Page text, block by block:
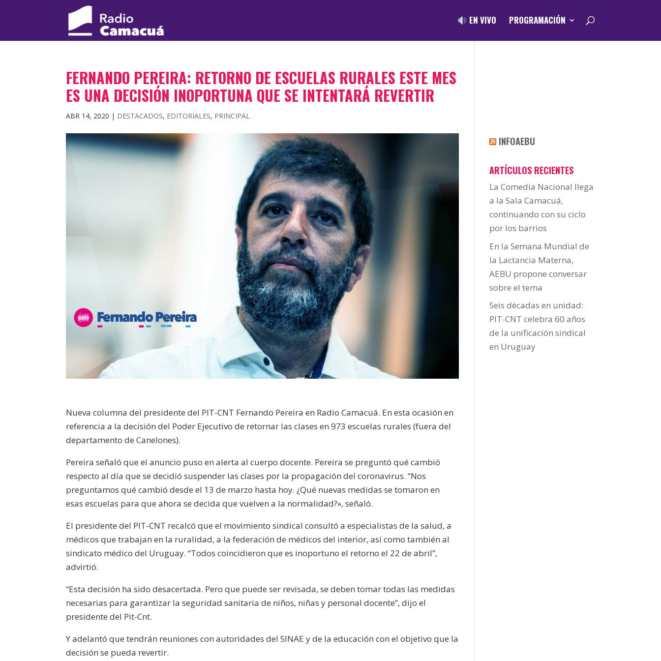
EN VIVO PROGRAMACIÓN
FERNANDO PEREIRA: RETORNO DE ESCUELAS RURALES ESTE MES
ES UNA DECISIÓN INOPORTUNA QUE SE INTENTARÁ REVERTIR
ABR 14, 2020 | DESTACADOS, EDITORIALES, PRINCIPAL
Nueva columna del presidente del PIT-CNT Fernando Pereira en Radio Camacuá. En esta ocasión en
referencia a la decisión del Poder Ejecutivo de retornar las clases en 973 escuelas rurales (fuera del
departamento de Canelones).
Pereira señaló que el anuncio puso en alerta al cuerpo docente. Pereira se preguntó qué cambió
respecto al día que se decidió suspender las clases por la propagación del coronavirus. “Nos
preguntamos qué cambió desde el 13 de marzo hasta hoy. ¿Qué nuevas medidas se tomaron en
esas escuelas para que ahora se decida que vuelven a la normalidad?», señaló.
El presidente del PIT-CNT recalcó que el movimiento sindical consultó a especialistas de la salud, a
médicos que trabajan en la ruralidad, a la federación de médicos del interior, así como también al
sindicato médico del Uruguay. “Todos coincidieron que es inoportuno el retorno el 22 de abril”,
advirtió.
“Esta decisión ha sido desacertada. Pero que puede ser revisada, se deben tomar todas las medidas
necesarias para garantizar la seguridad sanitaria de niños, niñas y personal docente”, dijo el
presidente del Pit-Cnt.
Y adelantó que tendrán reuniones con autoridades del SINAE y de la educación con el objetivo que la
decisión se pueda revertir.
INFOAEBU
ARTÍCULOS RECIENTES
La Comedia Nacional llega
a la Sala Camacuá,
continuando con su ciclo
por los barrios
En la Semana Mundial de
la Lactancia Materna,
AEBU propone conversar
sobre el tema
Seis décadas en unidad:
PIT-CNT celebra 60 años
de la unificación sindical
en Uruguay